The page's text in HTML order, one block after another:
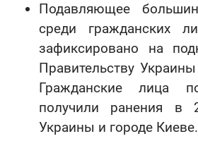
Подавляющее
среди гражданских
зафиксировано на
Правительству
Гражданские лица
получили ранения в
Украины и городе Киеве.